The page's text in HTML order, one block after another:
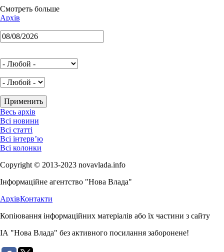
Смотреть больше
Архів
Весь архів
Всі новини
Всі статті
Всі інтерв’ю
Всі колонки
Copyright © 2013-2023 novavlada.info
Інформаційне агентство "Нова Влада"
АрхівКонтакти
Копіювання інформаційних матеріалів або їх частини з сайту
ІА "Нова Влада" без активного посилання заборонене!